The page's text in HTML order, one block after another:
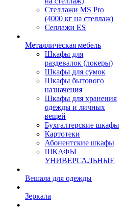
Стеллажи MS Pro
(4000 кг на стеллаж)
Селлажи ES
Металлическая мебель
Шкафы для
раздевалок (локеры)
Шкафы для сумок
Шкафы бытового
назначения
Шкафы для хранения
одежды и личных
вещей
Бухгалтерские шкафы
Картотеки
Абонентские шкафы
ШКАФЫ
УНИВЕРСАЛЬНЫЕ
Вешала для одежды
Зеркала